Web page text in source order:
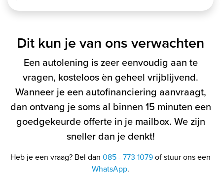
Dit kun je van ons verwachten
Een autolening is zeer eenvoudig aan te
vragen, kosteloos èn geheel vrijblijvend.
Wanneer je een autofinanciering aanvraagt,
dan ontvang je soms al binnen 15 minuten een
goedgekeurde offerte in je mailbox. We zijn
sneller dan je denkt!
Heb je een vraag? Bel dan 085 - 773 1079of stuur ons een
WhatsApp.